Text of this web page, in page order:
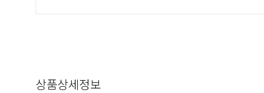
상품상세정보